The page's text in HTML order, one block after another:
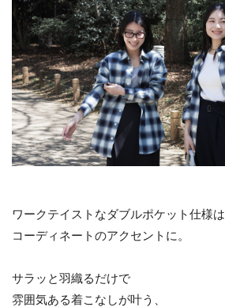
ワークテイストなダブルポケット仕様は
コーディネートのアクセントに。
サラッと羽織るだけで
雰囲気ある着こなしが叶う、